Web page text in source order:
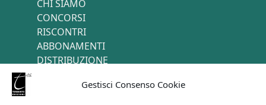
Gestisci Consenso Cookie
CHI SIAMO
CONCORSI
RISCONTRI
ABBONAMENTI
DISTRIBUZIONE